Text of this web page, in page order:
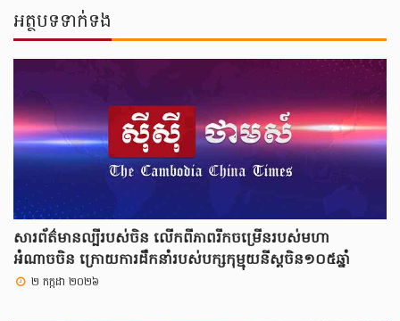
អត្ថបទទាក់ទង
សារព័ត៌មានល្បីរបស់ចិន លើកពីភាពរីកចម្រើនរបស់មហា
អំណាចចិន ក្រោយការដឹកនាំរបស់បក្សកុម្មុយនីស្តចិន១០៥ឆ្នាំ
២ កក្កដា ២០២៦